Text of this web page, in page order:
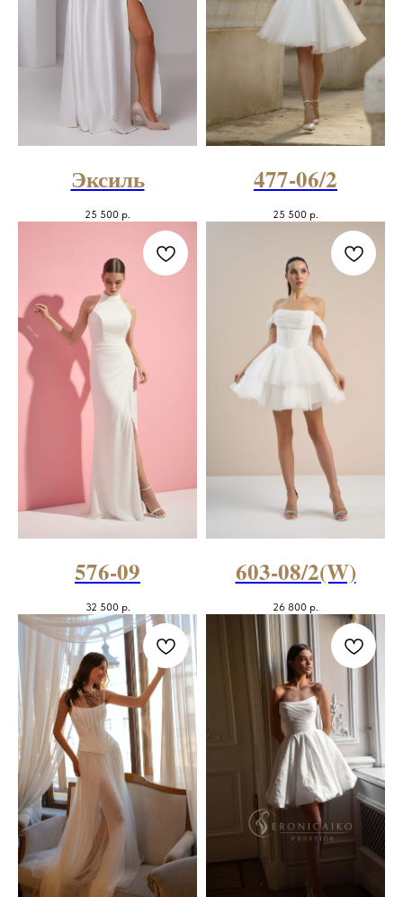
Эксиль
25 500 р.
477-06/2
25 500 р.
576-09
32 500 р.
603-08/2(W)
26 800 р.